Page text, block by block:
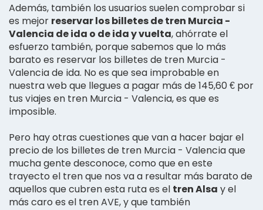
Además, también los usuarios suelen comprobar si
es mejor reservar los billetes de tren Murcia -
Valencia de ida o de ida y vuelta, ahórrate el
esfuerzo también, porque sabemos que lo más
barato es reservar los billetes de tren Murcia -
Valencia de ida. No es que sea improbable en
nuestra web que llegues a pagar más de 145,60 € por
tus viajes en tren Murcia - Valencia, es que es
imposible.
Pero hay otras cuestiones que van a hacer bajar el
precio de los billetes de tren Murcia - Valencia que
mucha gente desconoce, como que en este
trayecto el tren que nos va a resultar más barato de
aquellos que cubren esta ruta es el tren Alsa y el
más caro es el tren AVE, y que también